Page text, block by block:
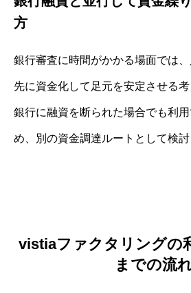
方
銀行審査に時間がかかる場面では
先に資金化して足元を安定させる考
銀行に融資を断られた場合でも利
め、別の資金調達ルートとして検討
vistiaファクタリングの
までの流